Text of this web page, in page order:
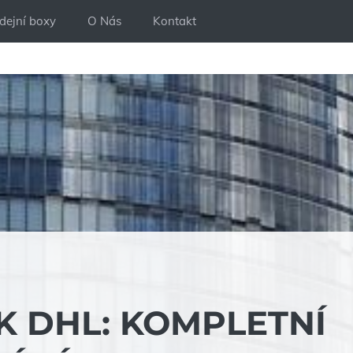
boxy O Nás Kontakt
DHL: KOMPLETNÍ